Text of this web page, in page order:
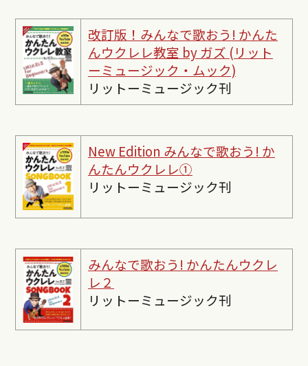
改訂版！みんなで歌おう! かんた
んウクレレ教室 by ガズ (リット
ーミュージック・ムック)
リットーミュージック刊
New Edition みんなで歌おう! か
んたんウクレレ①
リットーミュージック刊
みんなで歌おう! かんたんウクレ
レ２
リットーミュージック刊